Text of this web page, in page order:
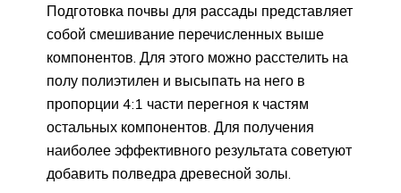
Подготовка почвы для рассады представляет
собой смешивание перечисленных выше
компонентов. Для этого можно расстелить на
полу полиэтилен и высыпать на него в
пропорции 4:1 части перегноя к частям
остальных компонентов. Для получения
наиболее эффективного результата советуют
добавить полведра древесной золы.